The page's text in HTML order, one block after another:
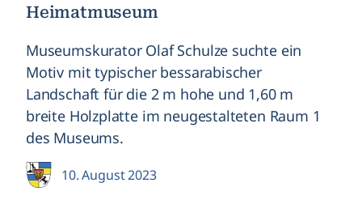
Heimatmuseum
Museumskurator Olaf Schulze suchte ein
Motiv mit typischer bessarabischer
Landschaft für die 2 m hohe und 1,60 m
breite Holzplatte im neugestalteten Raum 1
des Museums.
10. August 2023